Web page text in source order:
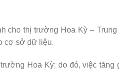
cho thị trường Hoa Kỳ –
cơ sở dữ liệu.
Hoa Kỳ; do đó, việc tăng